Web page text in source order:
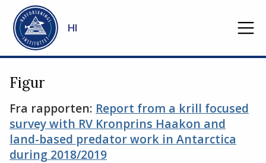
Gå til hovedinnhold
HI
Figur
Fra rapporten: Report from a krill focused
survey with RV Kronprins Haakon and
land-based predator work in Antarctica
during 2018/2019